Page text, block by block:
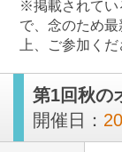
最近見た学校
立命館宇治中学
※掲載されてい
で、念のため
上、ご参加くだ
第1回秋の
開催日：